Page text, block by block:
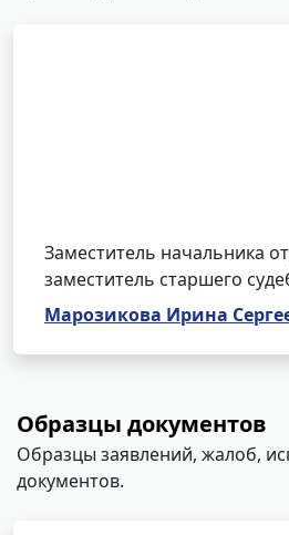
Заместитель начальника
заместитель старшего
Марозикова Ирина
Образцы документов
Образцы заявлений, жалоб,
документов.